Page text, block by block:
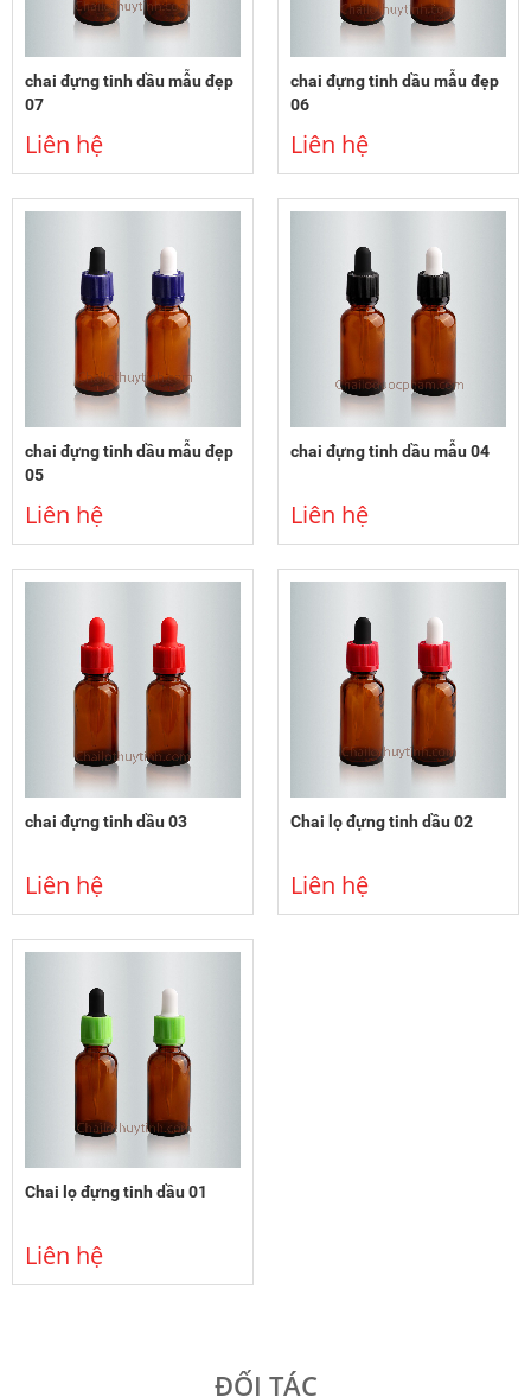
chai đựng tinh dầu mẫu đẹp
07
Liên hệ
chai đựng tinh dầu mẫu đẹp
06
Liên hệ
chai đựng tinh dầu mẫu đẹp
05
Liên hệ
chai đựng tinh dầu mẫu 04
Liên hệ
chai đựng tinh dầu 03
Liên hệ
Chai lọ đựng tinh dầu 02
Liên hệ
Chai lọ đựng tinh dầu 01
Liên hệ
ĐỐI TÁC